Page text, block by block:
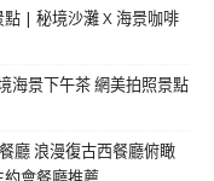
| 秘境沙灘 X 海景咖啡
海景下午茶 網美拍照景點
廳 浪漫復古西餐廳俯瞰